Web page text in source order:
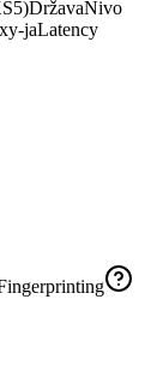
DržavaNivo
jaLatency